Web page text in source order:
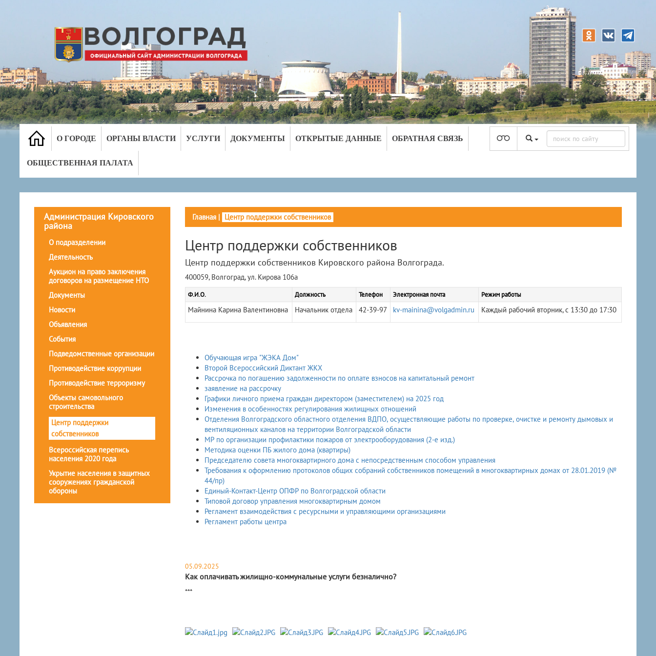
О ГОРОДЕ ОРГАНЫ ВЛАСТИ УСЛУГИ ДОКУМЕНТЫ ОТКРЫТЫЕ ДАННЫЕ ОБРАТНАЯ СВЯЗЬ
ОБЩЕСТВЕННАЯ ПАЛАТА
Администрация Кировского
района
О подразделении
Деятельность
Аукцион на право заключения
договоров на размещение НТО
Документы
Новости
Объявления
События
Подведомственные организации
Противодействие коррупции
Противодействие терроризму
Объекты самовольного
строительства
Центр поддержки
собственников
Всероссийская перепись
населения 2020 года
Укрытие населения в защитных
сооружениях гражданской
обороны
Главная| Центр поддержки собственников
Центр поддержки собственников
Центр поддержки собственников Кировского района Волгограда.
400059, Волгоград, ул. Кирова 106а
Ф.И.О. Должность Телефон Электронная почта Режим работы
Майнина Карина Валентиновна Начальник отдела 42-39-97 kv-mainina@volgadmin.ru Каждый рабочий вторник, с 13:30 до 17:30
Обучающая игра "ЖЭКА Дом"
Второй Всероссийский Диктант ЖКХ
Рассрочка по погашению задолженности по оплате взносов на капитальный ремонт
заявление на рассрочку
Графики личного приема граждан директором (заместителем) на 2025 год
Изменения в особенностях регулирования жилищных отношений
Отделения Волгоградского областного отделения ВДПО, осуществляющие работы по проверке, очистке и ремонту дымовых и
вентиляционных каналов на территории Волгоградской области
МР по организации профилактики пожаров от электрооборудования (2-е изд.)
Методика оценки ПБ жилого дома (квартиры)
Председателю совета многоквартирного дома с непосредственным способом управления
Требования к оформлению протоколов общих собраний собственников помещений в многоквартирных домах от 28.01.2019 (№
44/пр)
Единый-Контакт-Центр ОПФР по Волгоградской области
Типовой договор управления многоквартирным домом
Регламент взаимодействия с ресурсными и управляющими организациями
Регламент работы центра
05.09.2025
Как оплачивать жилищно-коммунальные услуги безналично?
​***